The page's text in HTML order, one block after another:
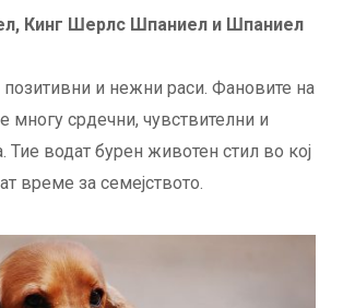
Кинг Шерлс Шпаниел и Шпаниел
и нежни раси. Фановите на
многу срдечни, чувствителни и
Тие водат бурен животен стил во кој
време за семејството.